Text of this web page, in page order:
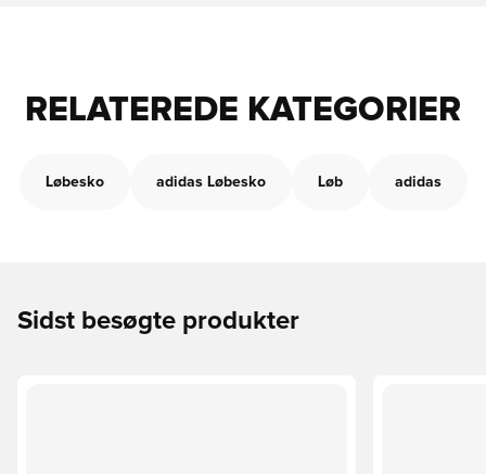
RELATEREDE KATEGORIER
Løbesko adidas Løbesko Løb adidas
Sidst besøgte produkter